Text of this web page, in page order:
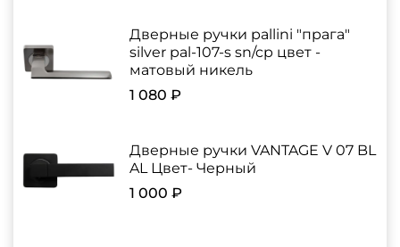
Дверные ручки pallini "прага"
silver pal-107-s sn/cp цвет -
матовый никель
1 080 ₽
Дверные ручки VANTAGE V 07 BL
AL Цвет- Черный
1 000 ₽